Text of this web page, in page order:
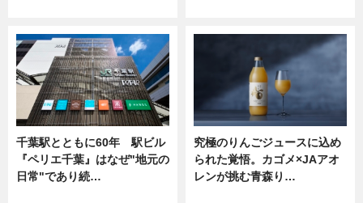
千葉駅とともに60年 駅ビル
『ペリエ千葉』はなぜ"地元の
日常"であり続…
究極のりんごジュースに込め
られた覚悟。カゴメ×JAアオ
レンが挑む青森り…